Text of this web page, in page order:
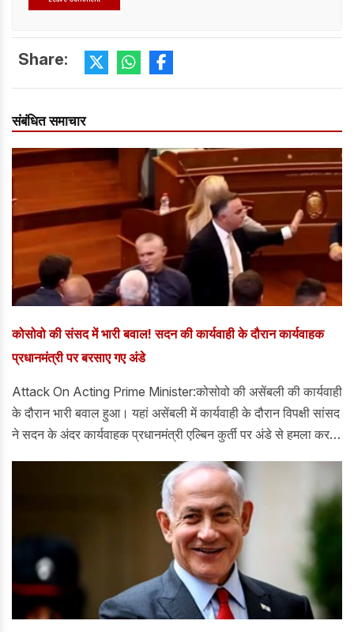
Share:
संबंधित समाचार
कोसोवो की संसद में भारी बवाल! सदन की कार्यवाही के दौरान कार्यवाहक
प्रधानमंत्री पर बरसाए गए अंडे
Attack On Acting Prime Minister:कोसोवो की असेंबली की कार्यवाही
के दौरान भारी बवाल हुआ। यहां असेंबली में कार्यवाही के दौरान विपक्षी सांसद
ने सदन के अंदर कार्यवाहक प्रधानमंत्री एल्बिन कुर्ती पर अंडे से हमला कर